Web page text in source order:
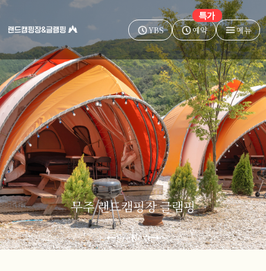
YBS 예약 메뉴
PrevNext
무주 랜드캠핑장 글램핑